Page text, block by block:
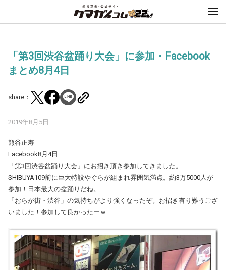
「第3回渋谷盆踊り大会」に参加・Facebook
まとめ8月4日
share：
2019年8月5日
熊谷正寿
Facebook8月4日
「第3回渋谷盆踊り大会」にお招き頂き参加してきました。
SHIBUYA109前に巨大特設やぐらが組まれ雰囲気満点。約3万5000人が
参加！日本最大の盆踊りだね。
「おらが街・渋谷」の気持ちがより強くなったぞ。お招き有り難うござ
いました！参加して良かったーｗ